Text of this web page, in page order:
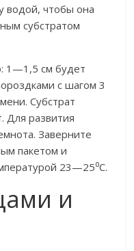
водой, чтобы она
субстратом
1—1,5 см будет
с шагом 3
Субстрат
Для развития
Заверните
пакетом и
23—25⁰C.
и